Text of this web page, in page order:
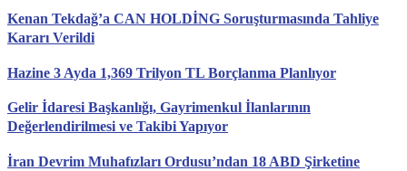
Kenan Tekdağ’a CAN HOLDİNG Soruşturmasında Tahliye
Kararı Verildi
Hazine 3 Ayda 1,369 Trilyon TL Borçlanma Planlıyor
Gelir İdaresi Başkanlığı, Gayrimenkul İlanlarının
Değerlendirilmesi ve Takibi Yapıyor
İran Devrim Muhafızları Ordusu’ndan 18 ABD Şirketine